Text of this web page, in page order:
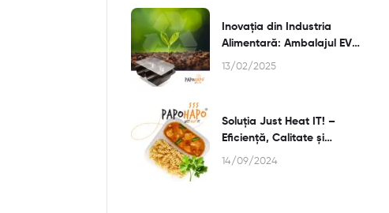
Inovația din Industria
Alimentară: Ambalajul EVOH
și Termosterilizarea
13/02/2025
Soluția Just Heat IT! –
Eficiență, Calitate și
Flexibilitate
14/09/2024